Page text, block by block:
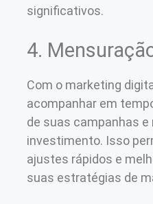
significativos.
4.
Com o marketing
acompanhar em
de suas campanhas
investimento. Isso
ajustes rápidos e
suas estratégias de